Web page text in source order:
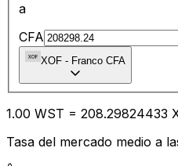
a
CFA
XOF - Franco CFA
1.00 WST = 208.29824433
Tasa del mercado medio a